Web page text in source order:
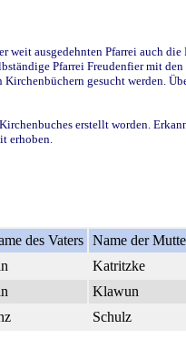
weit ausgedehnten Pfarrei auch
Pfarrei Freudenfier mit
gesucht werden.
erstellt worden.
erhoben.
des Vaters Name der
Katritzke
Klawun
Schulz